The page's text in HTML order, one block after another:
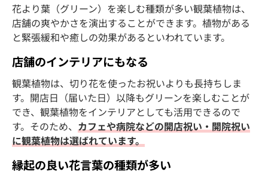
花より葉（グリーン）を楽しむ種類が多い観葉植物は、
店舗の爽やかさを演出することができます。植物がある
と緊張緩和や癒しの効果があるといわれています。
店舗のインテリアにもなる
観葉植物は、切り花を使ったお祝いよりも長持ちしま
す。開店日（届いた日）以降もグリーンを楽しむことが
でき、観葉植物をインテリアとしても活用できるので
す。そのため、 カフェや病院などの開店祝い・開院祝い
に観葉植物は選ばれています。
縁起の良い花言葉の種類が多い